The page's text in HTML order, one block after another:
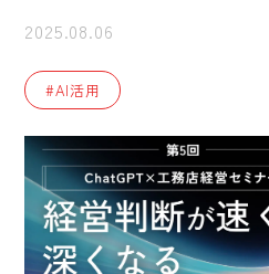
2025.08.06
#AI活用